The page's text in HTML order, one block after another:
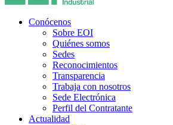
Conócenos
Sobre EOI
Quiénes somos
Sedes
Reconocimientos
Transparencia
Trabaja con nosotros
Sede Electrónica
Perfil del Contratante
Actualidad